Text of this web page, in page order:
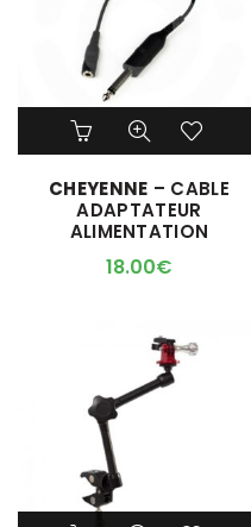
CHEYENNE – CABLE
ADAPTATEUR
ALIMENTATION
18.00€